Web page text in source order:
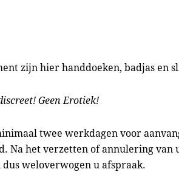
zijn hier handdoeken, badjas en
Geen Erotiek!
twee werkdagen voor
Na het verzetten of annulering
weloverwogen u afspraak.